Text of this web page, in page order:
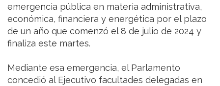
emergencia pública en materia administrativa,
económica, financiera y energética por el plazo
de un año que comenzó el 8 de julio de 2024 y
finaliza este martes.
Mediante esa emergencia, el Parlamento
concedió al Ejecutivo facultades delegadas en